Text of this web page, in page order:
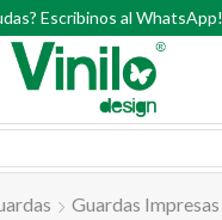
Escribinos al WhatsApp!
Guardas Impresas